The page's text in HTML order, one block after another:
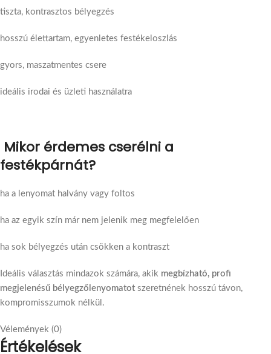
tiszta, kontrasztos bélyegzés
hosszú élettartam, egyenletes festékeloszlás
gyors, maszatmentes csere
ideális irodai és üzleti használatra
Mikor érdemes cserélni a
festékpárnát?
ha a lenyomat halvány vagy foltos
ha az egyik szín már nem jelenik meg megfelelően
ha sok bélyegzés után csökken a kontraszt
Ideális választás mindazok számára, akik megbízható, profi
megjelenésű bélyegzőlenyomatotszeretnének hosszú távon,
kompromisszumok nélkül.
Vélemények (0)
Értékelések